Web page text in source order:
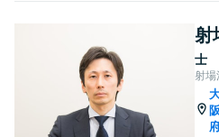
射
士
射
阪